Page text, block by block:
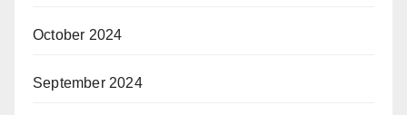
October 2024
September 2024